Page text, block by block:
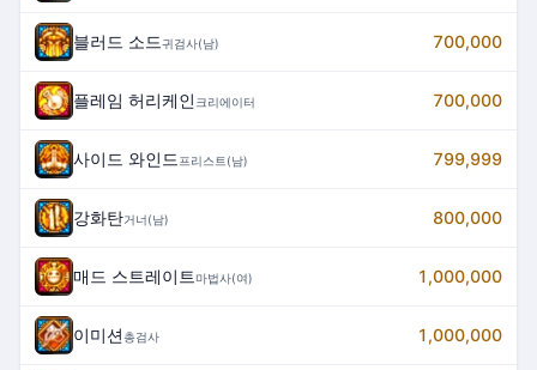
블러드 소드귀검사(남) 700,000
플레임 허리케인 크리에이터 700,000
사이드 와인드 프리스트(남) 799,999
강화탄거너(남) 800,000
매드 스트레이트 마법사(여) 1,000,000
이미션총검사 1,000,000